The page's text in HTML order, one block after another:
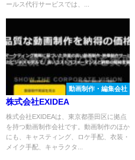
ールス代行サービスでは、...
動画制作・編集会社
株式会社EXIDEA
株式会社EXIDEAは、東京都墨田区に拠点
を持つ動画制作会社です。動画制作のほか
にも、キャスティング、ロケ手配、衣装・
メイク手配、キャラクタ...